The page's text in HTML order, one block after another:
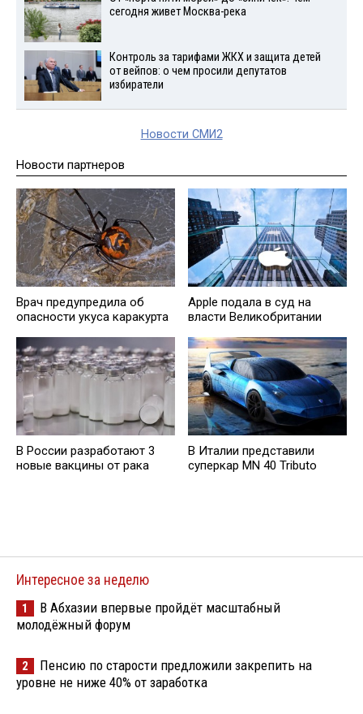
сегодня живет Москва-река
Контроль за тарифами ЖКХ и защита детей
от вейпов: о чем просили депутатов
избиратели
Новости СМИ2
Новости партнеров
Врач предупредила об
опасности укуса каракурта
Apple подала в суд на
власти Великобритании
В России разработают 3
новые вакцины от рака
В Италии представили
суперкар MN 40 Tributo
Интересное за неделю
1
В Абхазии впервые пройдёт масштабный
молодёжный форум
2
Пенсию по старости предложили закрепить на
уровне не ниже 40% от заработка